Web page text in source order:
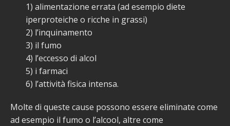
1) alimentazione errata (ad esempio diete
iperproteiche o ricche in grassi)
2) l’inquinamento
3) il fumo
4) l’eccesso di alcol
5) i farmaci
6) l’attività fisica intensa.
Molte di queste cause possono essere eliminate come
ad esempio il fumo o l’alcool, altre come